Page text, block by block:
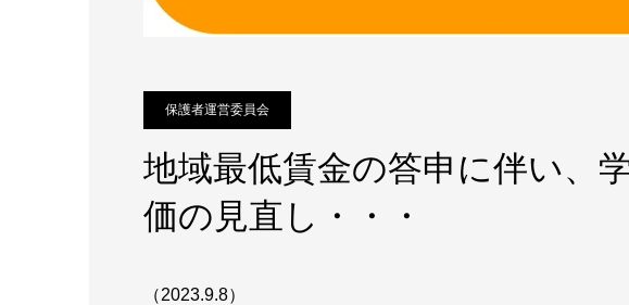
保護者運営委員会
地域最低賃金の答申に伴い、
価の見直し・・・
（2023.9.8）